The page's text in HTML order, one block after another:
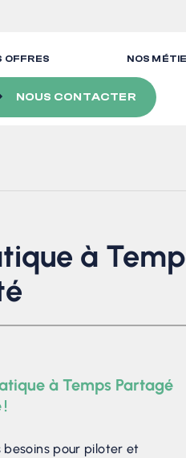
OFFRES NOS
NOUS CONTACTER
à
à Temps Partagé
besoins pour piloter et